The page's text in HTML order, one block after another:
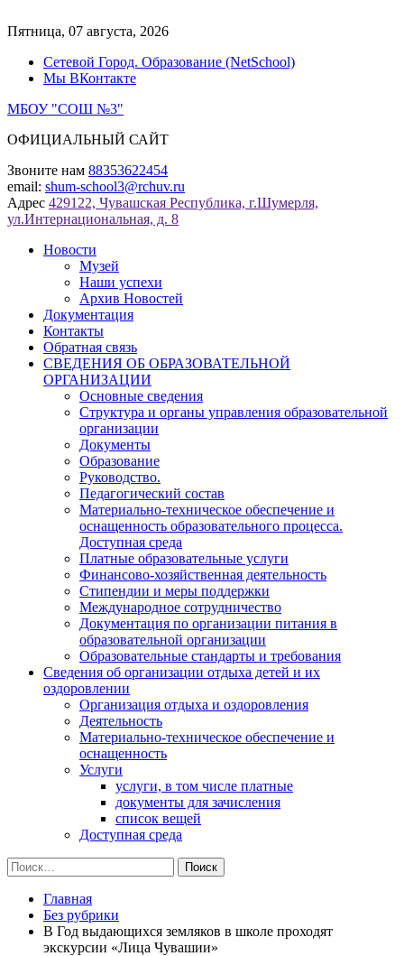
к
Пятница, 07 августа, 2026
Сетевой Город. Образование (NetSchool)
Мы ВКонтакте
МБОУ "СОШ №3"
ОФИЦИАЛЬНЫЙ САЙТ
Звоните нам 88353622454
email: shum-school3@rchuv.ru
Адрес 429122, Чувашская Республика, г.Шумерля,
ул.Интернациональная, д. 8
Новости
Музей
Наши успехи
Архив Новостей
Документация
Контакты
Обратная связь
СВЕДЕНИЯ ОБ ОБРАЗОВАТЕЛЬНОЙ
ОРГАНИЗАЦИИ
Основные сведения
Структура и органы управления образовательной
организации
Документы
Образование
Руководство.
Педагогический состав
Материально-техническое обеспечение и
оснащенность образовательного процесса.
Доступная среда
Платные образовательные услуги
Финансово-хозяйственная деятельность
Стипендии и меры поддержки
Международное сотрудничество
Документация по организации питания в
образовательной организации
Образовательные стандарты и требования
Сведения об организации отдыха детей и их
оздоровлении
Организация отдыха и оздоровления
Деятельность
Материально-техническое обеспечение и
оснащенность
Услуги
услуги, в том числе платные
документы для зачисления
список вещей
Доступная среда
Найти:
Главная
Без рубрики
В Год выдающихся земляков в школе проходят
экскурсии «Лица Чувашии»